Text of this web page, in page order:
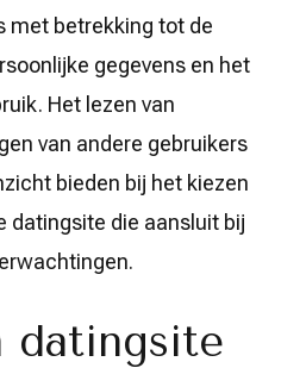
met betrekking tot de
gegevens en het
Het lezen van
van andere gebruikers
bieden bij het kiezen
datingsite die aansluit bij
datingsite